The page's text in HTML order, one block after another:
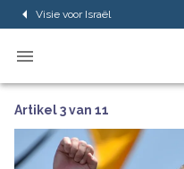
Visie voor Israël
Artikel 3 van 11